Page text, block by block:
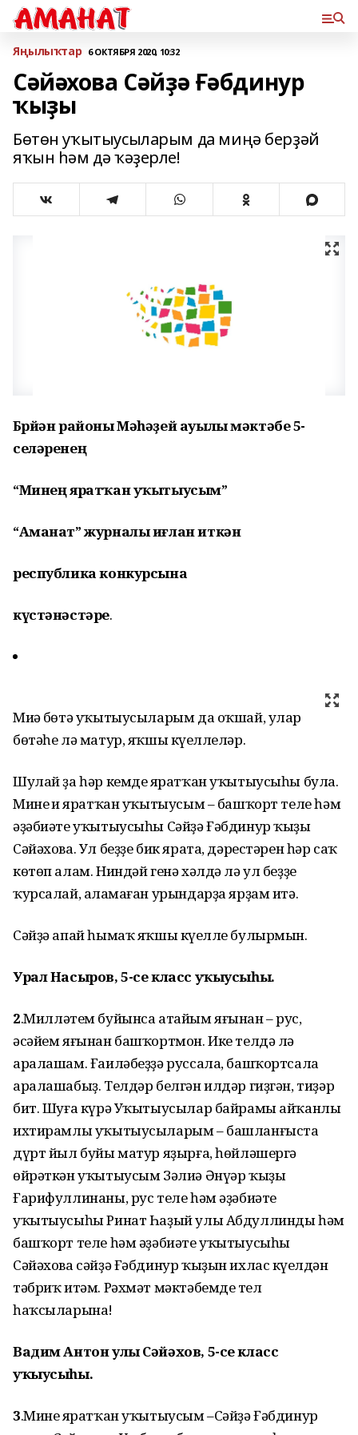
Яңылыҡтар 6 ОКТЯБРЯ 2020, 10:32
Сәйәхова Сәйҙә Ғәбдинур
ҡыҙы
Бөтөн уҡытыусыларым да миңә берҙәй
яҡын һәм дә ҡәҙерле!
Бөрйән районы Мәһәҙей ауылы мәктәбе5-
селәренең
“Минең яратҡан уҡытыусым”
“Аманат” журналы иғлан иткән
республика конкурсына
күстәнәстәре.
Миңә бөтә уҡытыусыларым да оҡшай, улар
бөтәһе лә матур, яҡшы күңеллеләр.
Шулай ҙа һәр кемдең яратҡан уҡытыусыһы була.
Минең иң яратҡан уҡытыусым – башҡорт теле һәм
әҙәбиәте уҡытыусыһы Сәйҙә Ғәбдинур ҡыҙы
Сәйәхова. Ул беҙҙе бик ярата, дәрестәрен һәр саҡ
көтөп алам. Ниндәй генә хәлдә лә ул беҙҙе
ҡурсалай, аңламаған урындарҙа ярҙам итә.
Сәйҙә апай һымаҡ яҡшы күңелле булырмын.
Урал Насыров, 5-се класс уҡыусыһы.
2.Милләтем буйынса атайым яғынан – рус,
әсәйем яғынан башҡортмон. Ике телдә лә
аралашам. Ғаиләбеҙҙә руссала, башҡортсала
аралашабыҙ. Телдәр белгән илдәр гиҙгән, тиҙәр
бит. Шуға күрә Уҡытыусылар байрамы айҡанлы
ихтирамлыуҡытыусыларым– башланғыста
дүрт йыл буйы матур яҙырға, һөйләшергә
өйрәткән уҡытыусым Зәлиә Әнүәр ҡыҙы
Ғарифуллинаны, рус теле һәм әҙәбиәте
уҡытыусыһы Ринат Һаҙый улы Абдуллинды һәм
башҡорт теле һәм әҙәбиәте уҡытыусыһы
Сәйәхова сәйҙә Ғәбдинур ҡыҙын ихлас күңелдән
тәбриҡ итәм. Рәхмәт мәктәбемдең тел
һаҡсыларына!
Вадим Антон улы Сәйәхов, 5-се класс
уҡыусыһы.
3.Минең яратҡан уҡытыусым –Сәйҙә Ғәбдинур